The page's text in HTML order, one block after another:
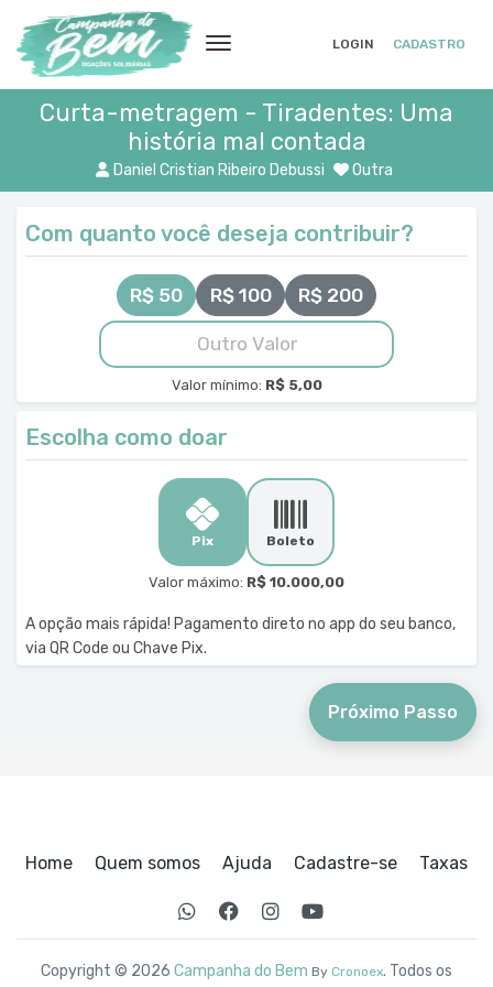
LOGIN CADASTRO
Curta-metragem - Tiradentes: Uma
história mal contada
Daniel Cristian Ribeiro Debussi Outra
Com quanto você deseja contribuir?
R$ 50 R$ 100 R$ 200
Valor mínimo: R$ 5,00
Escolha como doar
Pix Boleto
Valor máximo: R$ 10.000,00
A opção mais rápida! Pagamento direto no app do seu banco,
via QR Code ou Chave Pix.
Próximo Passo
Home Quem somos Ajuda Cadastre-se Taxas
Copyright © 2026 Campanha do Bem By Cronoex. Todos os